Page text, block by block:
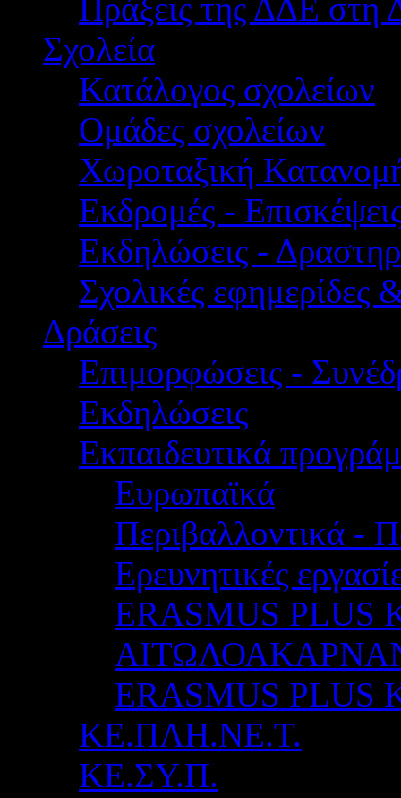
Πράξεις της ΔΔΕ στη
Σχολεία
Κατάλογος σχολείων
Ομάδες σχολείων
Χωροταξική
Εκδρομές -
Εκδηλώσεις -
Σχολικές εφημερίδες
Δράσεις
Επιμορφώσεις -
Εκδηλώσεις
Εκπαιδευτικά
Ευρωπαϊκά
Περιβαλλοντικά -
Ερευνητικές
ERASMUS PLUS
ERASMUS
ΚΕ.ΠΛΗ.ΝΕ.Τ.
ΚΕ.ΣΥ.Π.